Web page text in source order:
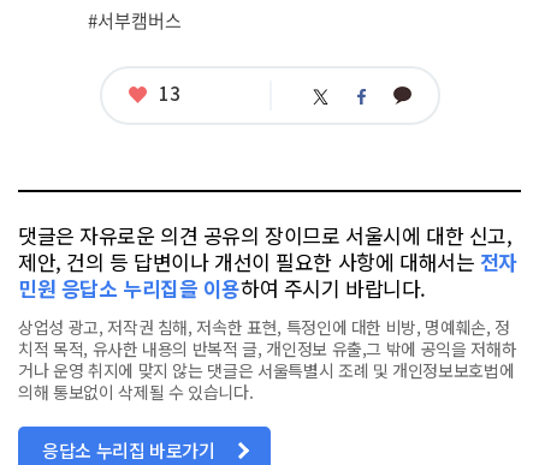
그
#서부캠버스
좋
13 트 페 카
댓글은 자유로운 의견 공유의 장이므로 서울시에 대한 신고,
제안, 건의 등 답변이나 개선이 필요한 사항에 대해서는 전자
민원 응답소 누리집을 이용하여 주시기 바랍니다.
상업성 광고, 저작권 침해, 저속한 표현, 특정인에 대한 비방, 명예훼손, 정
치적 목적, 유사한 내용의 반복적 글, 개인정보 유출,그 밖에 공익을 저해하
거나 운영 취지에 맞지 않는 댓글은 서울특별시 조례 및 개인정보보호법에
의해 통보없이 삭제될 수 있습니다.
응답소 누리집 바로가기